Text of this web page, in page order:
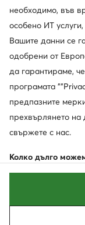
необходимо, във
особено ИТ
Вашите данни се
одобрени от
да гарантираме,
програмата
предпазните
прехвърлянето
свържете с нас.
Колко дълго
MODIVO S.A., ul.